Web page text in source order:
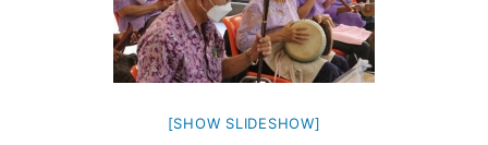
[SHOW SLIDESHOW]